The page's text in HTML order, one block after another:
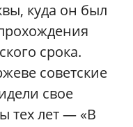
куда он был
срока.
советские
свое
тех лет — «В